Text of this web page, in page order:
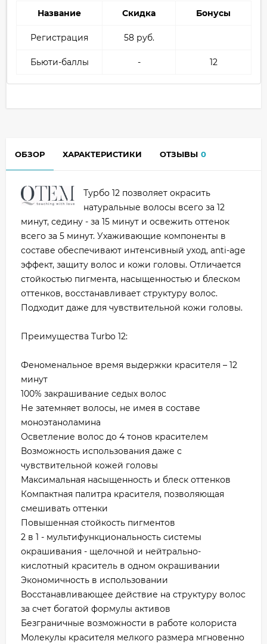
Название Скидка Бонусы
Регистрация 58 руб.
Бьюти-баллы - 12
ОБЗОР ХАРАКТЕРИСТИКИ ОТЗЫВЫ 0
Турбо 12 позволяет окрасить
натуральные волосы всего за 12
минут, седину - за 15 минут и освежить оттенок
всего за 5 минут. Ухаживающие компоненты в
составе обеспечивают интенсивный уход, anti-agе
эффект, защиту волос и кожи головы. Отличается
стойкостью пигмента, насыщенностью и блеском
оттенков, восстанавливает структуру волос.
Подходит даже для чувствительной кожи головы.
Преимущества Turbo 12:
Феноменальное время выдержки красителя – 12
минут
100% закрашивание седых волос
Не затемняет волосы, не имея в составе
моноэтаноламина
Осветление волос до 4 тонов красителем
Возможность использования даже с
чувствительной кожей головы
Максимальная насыщенность и блеск оттенков
Компактная палитра красителя, позволяющая
смешивать оттенки
Повышенная стойкость пигментов
2 в 1 - мультифункциональность системы
окрашивания - щелочной и нейтрально-
кислотный краситель в одном окрашивании
Экономичность в использовании
Восстанавливающее действие на структуру волос
за счет богатой формулы активов
Безграничные возможности в работе колориста
Молекулы красителя мелкого размера мгновенно